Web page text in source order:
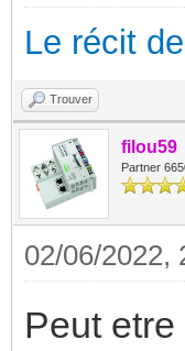
Le récit
Trouver
filou59
Partner
02/06/2022,
Peut etre